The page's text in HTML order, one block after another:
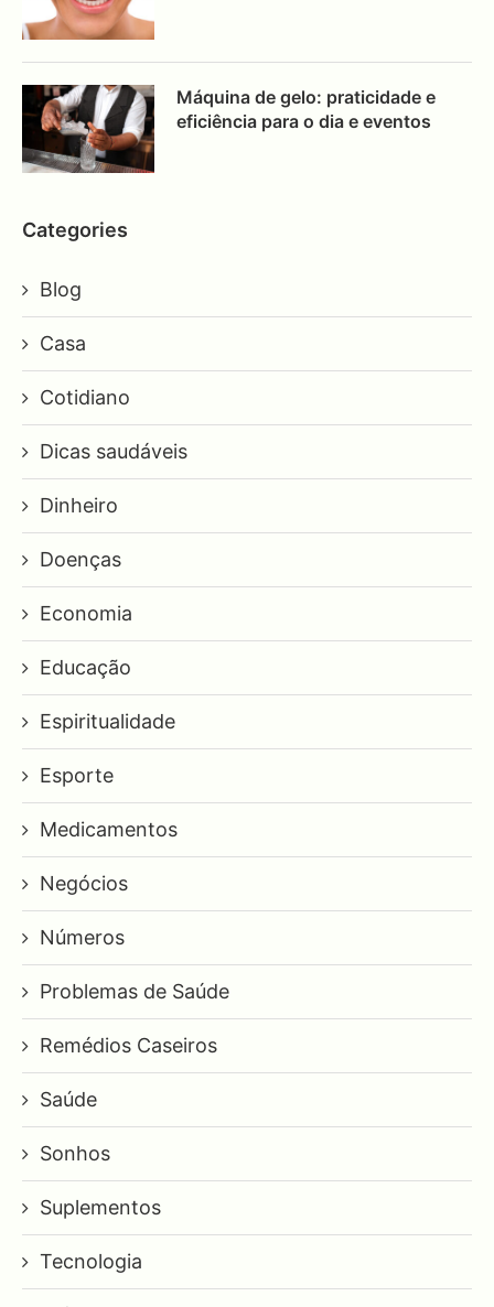
Máquina de gelo: praticidade e
eficiência para o dia e eventos
Categories
Blog
Casa
Cotidiano
Dicas saudáveis
Dinheiro
Doenças
Economia
Educação
Espiritualidade
Esporte
Medicamentos
Negócios
Números
Problemas de Saúde
Remédios Caseiros
Saúde
Sonhos
Suplementos
Tecnologia